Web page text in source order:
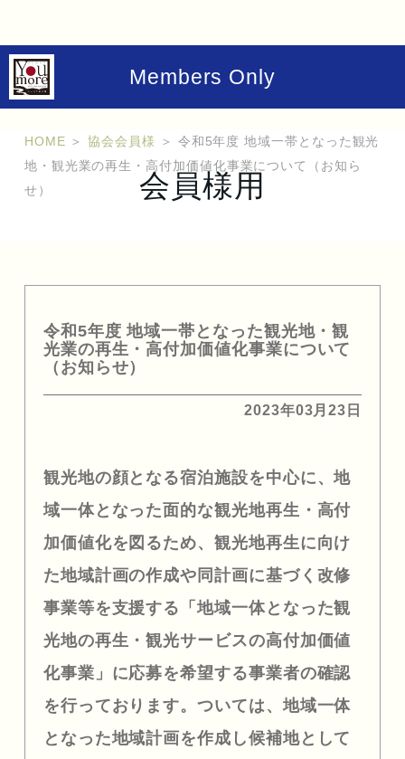
Members Only
HOME ＞協会会員様 ＞ 令和5年度 地域一帯となった観光
地・観光業の再生・高付加価値化事業について（お知ら
せ）
会員様用
令和5年度 地域一帯となった観光地・観
光業の再生・高付加価値化事業について
（お知らせ）
2023年03月23日
観光地の顔となる宿泊施設を中心に、地
域一体となった面的な観光地再生・高付
加価値化を図るため、観光地再生に向け
た地域計画の作成や同計画に基づく改修
事業等を支援する「地域一体となった観
光地の再生・観光サービスの高付加価値
化事業」に応募を希望する事業者の確認
を行っております。ついては、地域一体
となった地域計画を作成し候補地として